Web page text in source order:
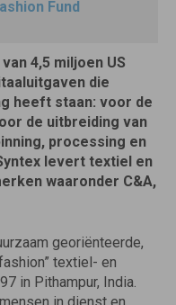
Fund
4,5 miljoen US
die
heeft staan: voor de
de uitbreiding van
processing en
levert textiel en
waaronder C&A,
georiënteerde,
textiel- en
in Pithampur, India.